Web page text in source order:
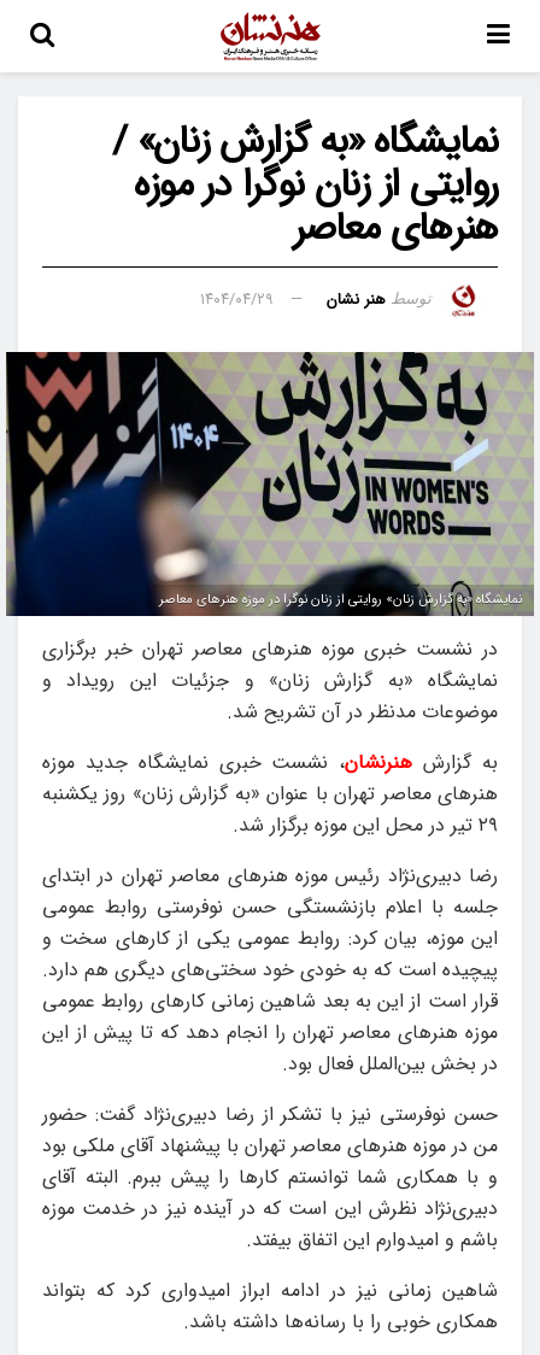
نمایشگاه «به گزارش زنان» /
روایتی از زنان نوگرا در موزه
هنرهای معاصر
توسط هنر نشان ۱۴۰۴/۰۴/۲۹
نمایشگاه «به گزارش زنان» روایتی از زنان نوگرا در موزه هنرهای معاصر
در نشست خبری موزه هنرهای معاصر تهران خبر برگزاری
نمایشگاه «به گزارش زنان» و جزئیات این رویداد و
موضوعات مدنظر در آن تشریح شد.
به گزارش هنرنشان، نشست خبری نمایشگاه جدید موزه
هنرهای معاصر تهران با عنوان «به گزارش زنان» روز یکشنبه
۲۹ تیر در محل این موزه برگزار شد.
رضا دبیری‌نژاد رئیس موزه هنرهای معاصر تهران در ابتدای
جلسه با اعلام بازنشستگی حسن نوفرستی روابط عمومی
این موزه، بیان کرد: روابط عمومی یکی از کارهای سخت و
پیچیده است که به خودی خود سختی‌های دیگری هم دارد.
قرار است از این به بعد شاهین زمانی کارهای روابط عمومی
موزه هنرهای معاصر تهران را انجام دهد که تا پیش از این
در بخش بین‌الملل فعال بود.
حسن نوفرستی نیز با تشکر از رضا دبیری‌نژاد گفت: حضور
من در موزه هنرهای معاصر تهران با پیشنهاد آقای ملکی بود
و با همکاری شما توانستم کارها را پیش ببرم. البته آقای
دبیری‌نژاد نظرش این است که در آینده نیز در خدمت موزه
باشم و امیدوارم این اتفاق بیفتد.
شاهین زمانی نیز در ادامه ابراز امیدواری کرد که بتواند
همکاری خوبی را با رسانه‌ها داشته باشد.